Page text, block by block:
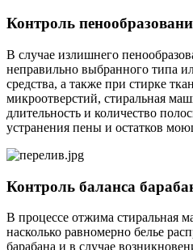
Контроль
В случае излишнего
неправильно выбранного типа
средства, а также при стирке
микроотверстий, стиральная
длительность и количество
устранения пены и остатков
Контроль баланса
В процессе отжима стиральная
насколько равномерно белье
барабана и в случае